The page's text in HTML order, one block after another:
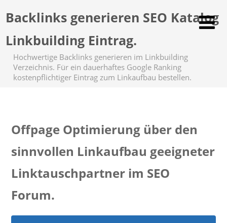
Backlinks generieren SEO Katalog
Linkbuilding Eintrag.
Hochwertige Backlinks generieren im Linkbuilding
Verzeichnis. Für ein dauerhaftes Google Ranking
kostenpflichtiger Eintrag zum Linkaufbau bestellen.
Offpage Optimierung über den
sinnvollen Linkaufbau geeigneter
Linktauschpartner im SEO
Forum.